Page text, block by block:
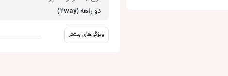
دو راهه (2way)
ویژگی‌های بیشتر